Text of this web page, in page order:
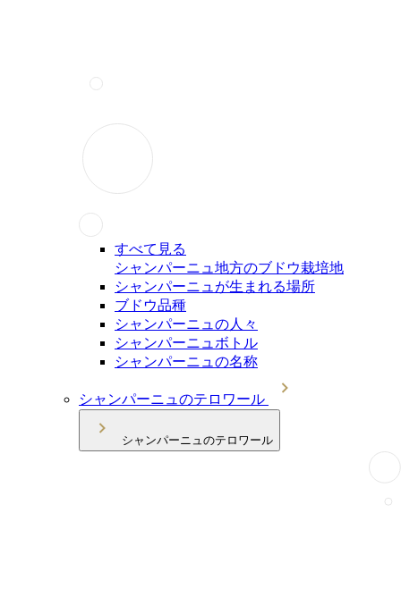
すべて見る
シャンパーニュ地方のブドウ栽培地
シャンパーニュが生まれる場所
ブドウ品種
シャンパーニュの人々
シャンパーニュボトル
シャンパーニュの名称
シャンパーニュのテロワール
シャンパーニュのテロワール